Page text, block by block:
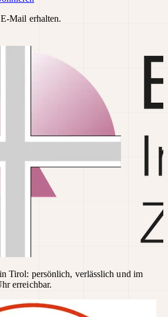
Mail erhalten.
Tirol: persönlich, verlässlich und im
erreichbar.